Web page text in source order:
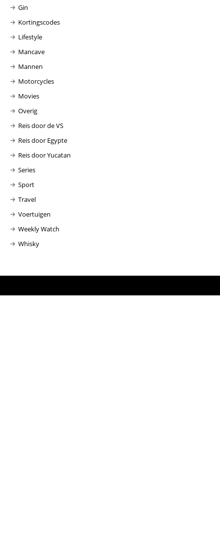
Gin
Kortingscodes
Lifestyle
Mancave
Mannen
Motorcycles
Movies
Overig
Reis door de VS
Reis door Egypte
Reis door Yucatan
Series
Sport
Travel
Voertuigen
Weekly Watch
Whisky